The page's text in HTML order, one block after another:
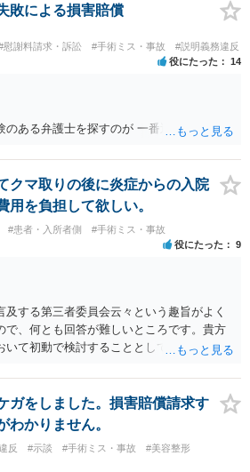
くお勧めいたします。
敗による損害賠償
慰謝料請求・訴訟 #手術ミス・事故 #説明義務違反
役にたった 14
のある弁護士を探すのが 一番近道だね。
クマ取りの後に炎症からの入院
用を負担して欲しい。
#患者・入所者側 #手術ミス・事故
役にたった 9
する第三者委員会云々という趣旨がよく
で、何とも回答が難しいところです。貴方
いて初動で検討することとしては、クリニ
れるかと思います。それらを踏まえてクリ
そうであれば、クリニックに対して具体的
ことになります。
ガをしました。損害賠償請求す
わかりません。
反 #示談 #手術ミス・事故
#美容整形